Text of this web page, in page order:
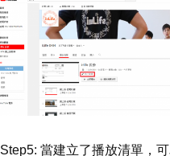
Step5: 當建立了播放清單，